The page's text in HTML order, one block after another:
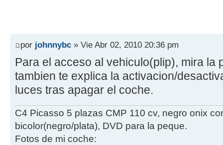
por johnnybc » Vie Abr 02, 2010 20:36 pm
Para el acceso al vehiculo(plip), mira la
tambien te explica la activacion/
luces tras apagar el coche.
C4 Picasso 5 plazas CMP 110 cv, negro onix
bicolor(negro/plata), DVD para la peque.
Fotos de mi coche: